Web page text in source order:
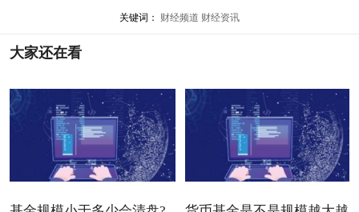
关键词： 财经频道 财经资讯
大家还在看